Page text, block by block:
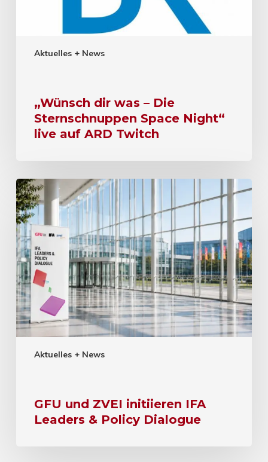
Aktuelles + News
„Wünsch dir was – Die
Sternschnuppen Space Night“
live auf ARD Twitch
Aktuelles + News
GFU und ZVEI initiieren IFA
Leaders & Policy Dialogue